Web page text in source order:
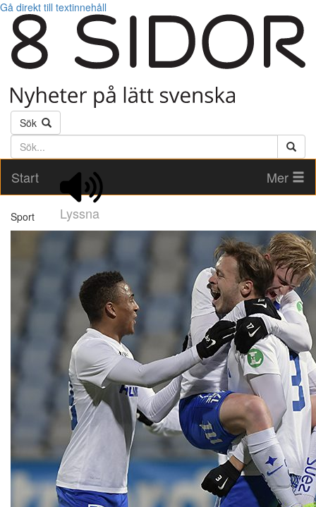
Gå direkt till textinnehåll
Sök
Söktext
Start
Lyssna
Mer
Sport